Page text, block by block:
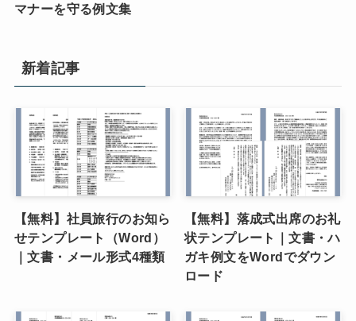
マナーを守る例文集
新着記事
【無料】社員旅行のお知ら
せテンプレート（Word）
｜文書・メール形式4種類
【無料】落成式出席のお礼
状テンプレート｜文書・ハ
ガキ例文をWordでダウン
ロード